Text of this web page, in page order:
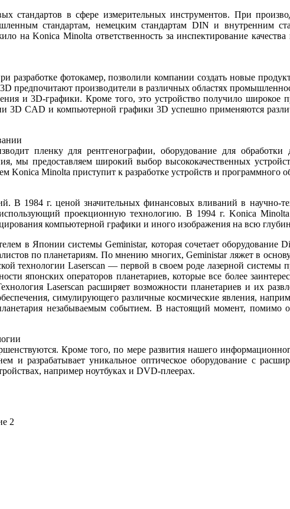
в сфере измерительных инструментов. При
стандартам, немецким стандартам DIN и внутренним
Konica Minolta ответственность за инспектирование качества
разработке фотокамер, позволили компании создать новые
предпочитают производители в различных областях
и 3D-графики. Кроме того, это устройство получило
3D CAD и компьютерной графики 3D успешно применяются
пленку для рентгенографии, оборудование для обработки
мы предоставляем широкий выбор высококачественных
Konica Minolta приступит к разработке устройств и
В 1984 г. ценой значительных финансовых вливаний в научно-
проекционную технологию. В 1994 г. Konica Minolta
компьютерной графики и иного изображения на всю
в Японии системы Geministar, которая сочетает оборудование
по планетариям. По мнению многих, Geministar ляжет в
технологии Laserscan — первой в своем роде лазерной
японских операторов планетариев, которые все более
Laserscan расширяет возможности планетариев и их
симулирующего различные космические явления,
незабываемым событием. В настоящий момент,
Кроме того, по мере развития нашего
и разрабатывает уникальное оптическое оборудование с
например ноутбуках и DVD-плеерах.
2